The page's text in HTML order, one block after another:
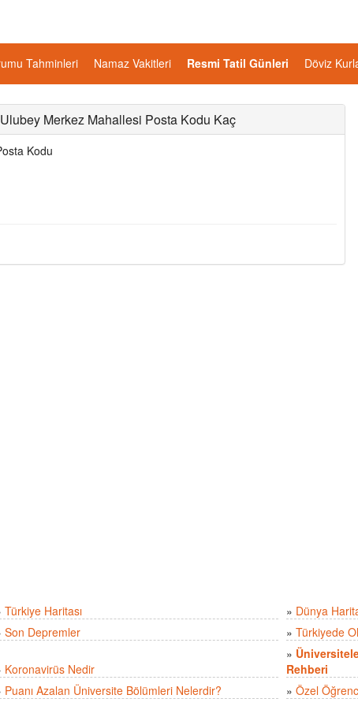
Tahminleri Namaz Vakitleri Resmi Tatil Günleri Döviz
Merkez Mahallesi Posta Kodu Kaç
Kodu
Türkiye Haritası » Dünya
Son Depremler » Türkiyede
Koronavirüs Nedir
»
Rehberi
Puanı Azalan Üniversite Bölümleri Nelerdir? » Özel